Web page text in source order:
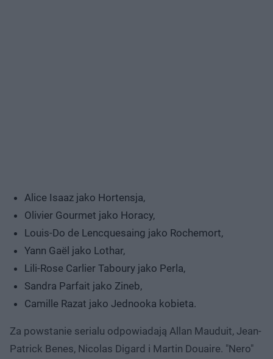
Alice Isaaz jako Hortensja,
Olivier Gourmet jako Horacy,
Louis-Do de Lencquesaing jako Rochemort,
Yann Gaël jako Lothar,
Lili-Rose Carlier Taboury jako Perla,
Sandra Parfait jako Zineb,
Camille Razat jako Jednooka kobieta.
Za powstanie serialu odpowiadają Allan Mauduit, Jean-
Patrick Benes, Nicolas Digard i Martin Douaire. "Nero"